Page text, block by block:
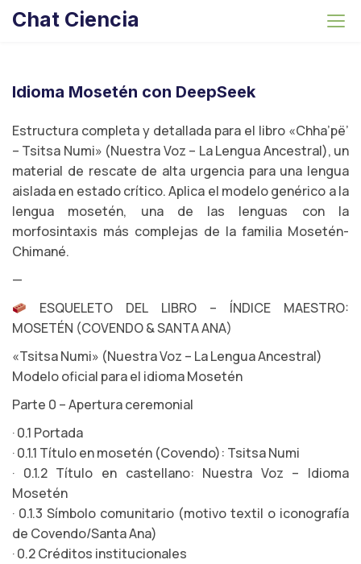
Chat Ciencia
Idioma Mosetén con DeepSeek
Estructura completa y detallada para el libro «Chha’pë’
– Tsitsa Numi» (Nuestra Voz – La Lengua Ancestral), un
material de rescate de alta urgencia para una lengua
aislada en estado crítico. Aplica el modelo genérico a la
lengua mosetén, una de las lenguas con la
morfosintaxis más complejas de la familia Mosetén-
Chimané.
—
ESQUELETO DEL LIBRO – ÍNDICE MAESTRO:
MOSETÉN (COVENDO & SANTA ANA)
«Tsitsa Numi» (Nuestra Voz – La Lengua Ancestral)
Modelo oficial para el idioma Mosetén
Parte 0 – Apertura ceremonial
· 0.1 Portada
· 0.1.1 Título en mosetén (Covendo): Tsitsa Numi
· 0.1.2 Título en castellano: Nuestra Voz – Idioma
Mosetén
· 0.1.3 Símbolo comunitario (motivo textil o iconografía
de Covendo/Santa Ana)
· 0.2 Créditos institucionales